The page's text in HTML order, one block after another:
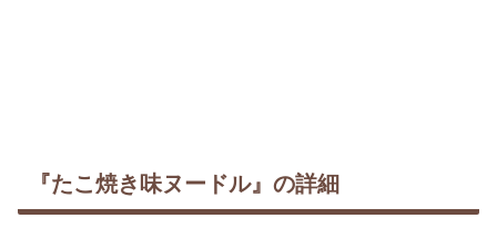
『たこ焼き味ヌードル』の詳細